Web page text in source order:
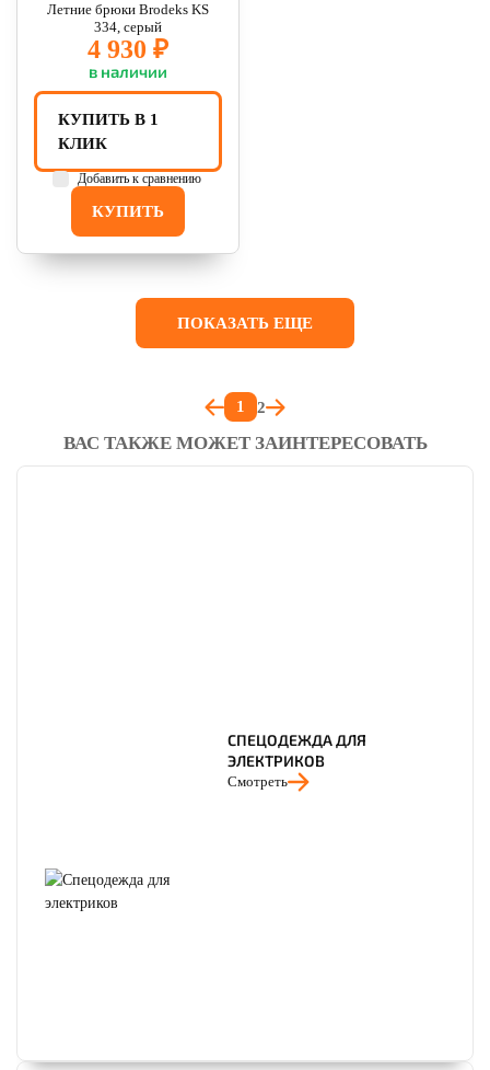
Летние брюки Brodeks KS
334, серый
4 930 ₽
в наличии
КУПИТЬ
КУПИТЬ В 1
КЛИК
Добавить к сравнению
ПОКАЗАТЬ ЕЩЕ
1 2
ВАС ТАКЖЕ МОЖЕТ ЗАИНТЕРЕСОВАТЬ
СПЕЦОДЕЖДА ДЛЯ
ЭЛЕКТРИКОВ
Смотреть